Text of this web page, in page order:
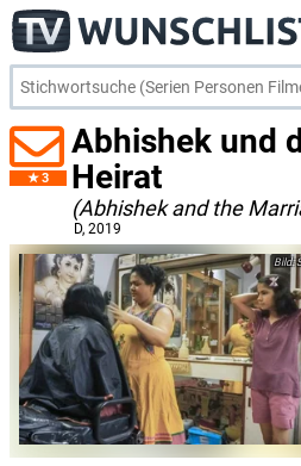
3
Abhishek und
Heirat
(Abhishek and the
D, 2019